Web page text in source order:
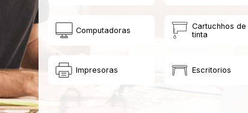
Computadoras
Cartuchhos de
tinta
Impresoras Escritorios